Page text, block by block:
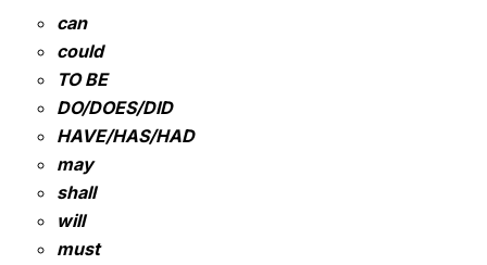
can
could
TO BE
DO/DOES/DID
HAVE/HAS/HAD
may
shall
will
must